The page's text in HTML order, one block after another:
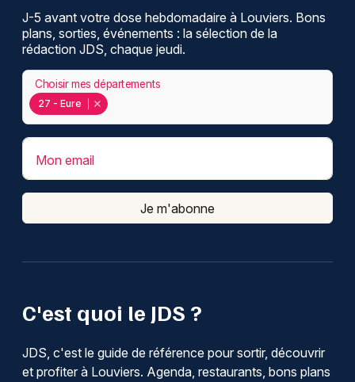
C'est quoi le JDS ?
JDS, c'est le guide de référence pour sortir, découvrir
et profiter à Louviers. Agenda, restaurants, bons plans
J-5 avant votre dose hebdomadaire à Louviers. Bons
plans, sorties, événements : la sélection de la
rédaction JDS, chaque jeudi.
27 - Eure
Choisir mes départements
Mon email
Je m'abonne